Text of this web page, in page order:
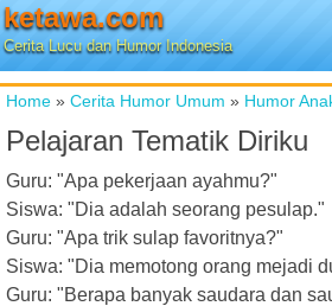
ketawa.com
Cerita Lucu dan Humor Indonesia
Home » Cerita Humor Umum » Humor
Pelajaran Tematik Diriku
Guru: "Apa pekerjaan ayahmu?"
Siswa: "Dia adalah seorang pesulap."
Guru: "Apa trik sulap favoritnya?"
Siswa: "Dia memotong orang mejadi
Guru: "Berapa banyak saudara dan